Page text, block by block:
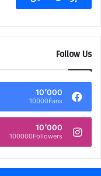
Follow Us
10٬000
10000Fans
10٬000
100000Followers